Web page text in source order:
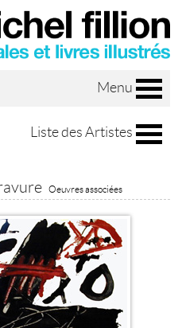
Menu
Liste des Artistes
Oeuvres associées